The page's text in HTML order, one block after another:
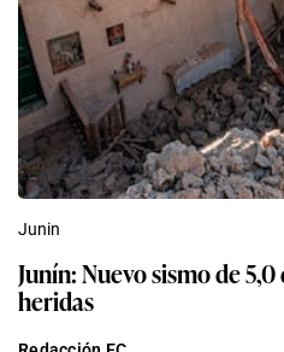
Junin
Junín: Nuevo sismo de
heridas